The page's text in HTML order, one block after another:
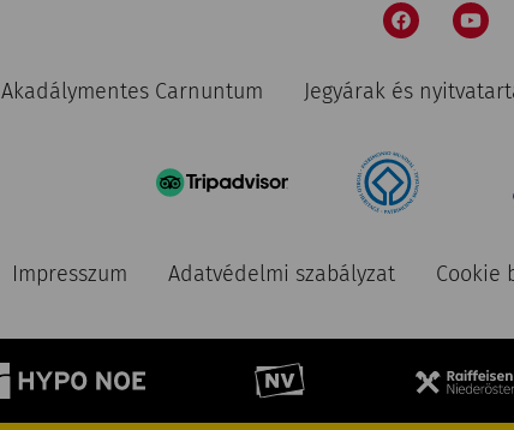
Akadálymentes Carnuntum Jegyárak és
Impresszum Adatvédelmi szabályzat Cookie